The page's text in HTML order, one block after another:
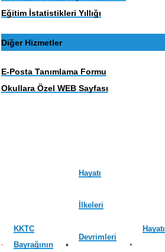
Eğitim İstatistikleri Yıllığı
Diğer Hizmetler
E-Posta Tanımlama Formu
Okullara Özel WEB Sayfası
KKTC
Bayrağının
Hayatı
İlkeleri
Devrimleri
Hayatı